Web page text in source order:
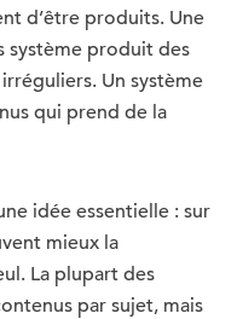
d’être produits. Une
système produit des
Un système
qui prend de la
idée essentielle : sur
mieux la
La plupart des
par sujet, mais